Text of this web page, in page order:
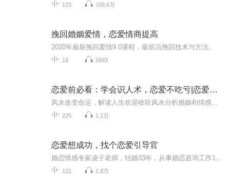
123 159.6万
挽回婚姻爱情，恋爱情商提高
2020年最新挽回爱情9.0课程，最前沿挽回技术与方法。
18 2693
恋爱前必看：学会识人术，恋爱不吃亏|恋爱识人技巧
225 1.1万
恋爱想成功，找个恋爱引导官
121 1.8万